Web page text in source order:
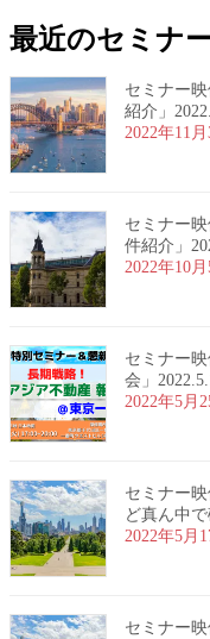
最近のセミナ
セミナー
紹介」
2022年11月
セミナー
件紹介」
2022年10月
セミナー
会」
2022年5月
セミナー
ど真ん中
2022年5月
セミナー